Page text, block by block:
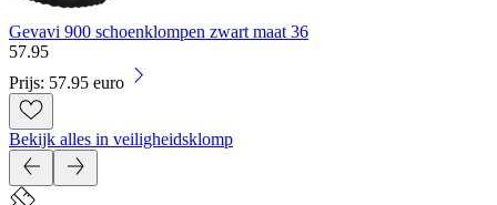
Gevavi 900 schoenklompen zwart maat 36
57.95
Prijs: 57.95 euro
Bekijk alles in veiligheidsklomp